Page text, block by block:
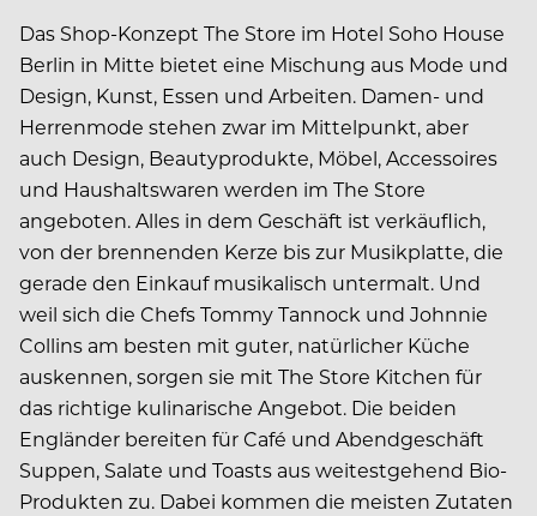
Das Shop-Konzept The Store im Hotel Soho House
Berlin in Mitte bietet eine Mischung aus Mode und
Design, Kunst, Essen und Arbeiten. Damen- und
Herrenmode stehen zwar im Mittelpunkt, aber
auch Design, Beautyprodukte, Möbel, Accessoires
und Haushaltswaren werden im The Store
angeboten. Alles in dem Geschäft ist verkäuflich,
von der brennenden Kerze bis zur Musikplatte, die
gerade den Einkauf musikalisch untermalt. Und
weil sich die Chefs Tommy Tannock und Johnnie
Collins am besten mit guter, natürlicher Küche
auskennen, sorgen sie mit The Store Kitchen für
das richtige kulinarische Angebot. Die beiden
Engländer bereiten für Café und Abendgeschäft
Suppen, Salate und Toasts aus weitestgehend Bio-
Produkten zu. Dabei kommen die meisten Zutaten